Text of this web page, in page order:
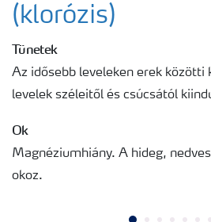
(klorózis)
Tünetek
Az idősebb leveleken erek közötti
levelek széleitől és csúcsától
Ok
Magnéziumhiány. A hideg,
okoz.